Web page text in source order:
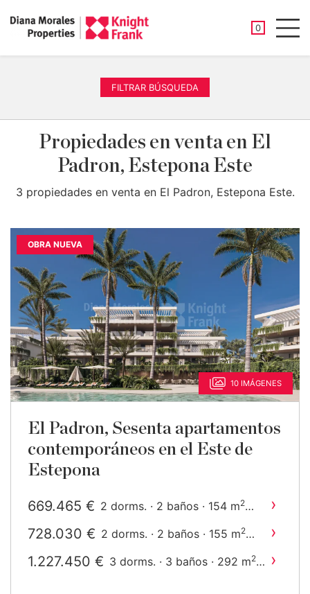
0
FILTRAR BÚSQUEDA
Propiedades en venta en El
Padron, Estepona Este
3 propiedades en venta en El Padron, Estepona Este.
OBRA NUEVA
10 IMÁGENES
El Padron, Sesenta apartamentos
contemporáneos en el Este de
Estepona
669.465 € 2 dorms. · 2 baños · 154 m2 ›
728.030 € 2 dorms. · 2 baños · 155 m2 ›
1.227.450 € 3 dorms. · 3 baños · 292 m2 ›